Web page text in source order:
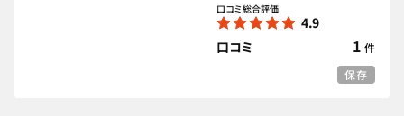
口コミ総合評価
4.9
口コミ
1 件
保存